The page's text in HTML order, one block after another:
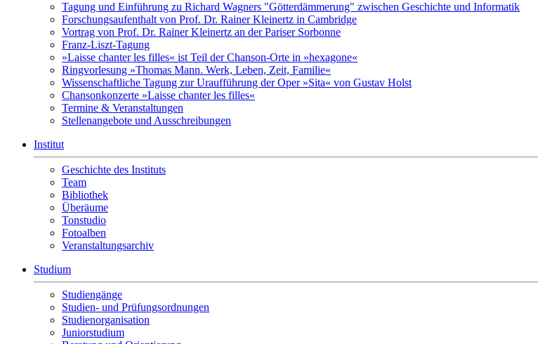
Tagung und Einführung zu Richard Wagners "Götterdämmerung" zwischen Geschichte und Informatik
Forschungsaufenthalt von Prof. Dr. Rainer Kleinertz in Cambridge
Vortrag von Prof. Dr. Rainer Kleinertz an der Pariser Sorbonne
Franz-Liszt-Tagung
»Laisse chanter les filles« ist Teil der Chanson-Orte in »hexagone«
Ringvorlesung »Thomas Mann. Werk, Leben, Zeit, Familie«
Wissenschaftliche Tagung zur Uraufführung der Oper »Sita« von Gustav Holst
Chansonkonzerte »Laisse chanter les filles«
Termine & Veranstaltungen
Stellenangebote und Ausschreibungen
Institut
Geschichte des Instituts
Team
Bibliothek
Überäume
Tonstudio
Fotoalben
Veranstaltungsarchiv
Studium
Studiengänge
Studien- und Prüfungsordnungen
Studienorganisation
Juniorstudium